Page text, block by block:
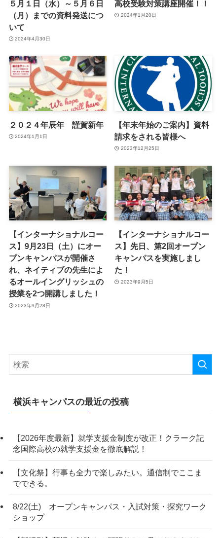
５月１日（水）～５月６日
（月）までの資料発送につ
いて
2024年4月30日
高校受験対策講座開催！！
2024年1月20日
２０２４年辰年 謹賀新年
2024年1月1日
【年末年始のご案内】資料
請求をされる皆様へ
2023年12月25日
【インターナショナルコー
ス】9月23日（土）にオー
プンキャンパスが開催さ
れ、ネイティブの先生によ
るオールイングリッシュの
授業を2つ開講しました！
2023年9月28日
【インターナショナルコー
ス】先日、第2回オープン
キャンパスを実施しまし
た！
2023年9月5日
横浜キャンパスの最近の投稿
【2026年度最新】就学支援金制度が改正！クラーク記
念国際高校の就学支援金を徹底解説！
【文化祭】行事も全力で楽しみたい。通信制でここま
でできる。
8/22(土) オープンキャンパス・入試対策・探究ワーク
ショップ